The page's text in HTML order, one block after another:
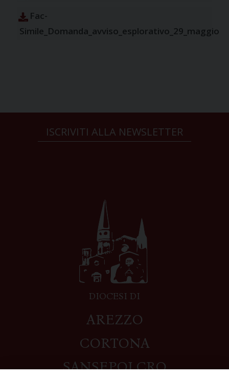
Fac-
Simile_Domanda_avviso_esplorativo_29_maggio
ISCRIVITI ALLA NEWSLETTER
DIOCESI DI
AREZZO
CORTONA
SANSEPOLCRO